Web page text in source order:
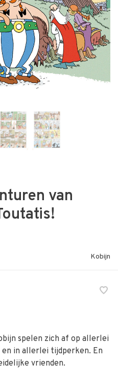
van
Kobijn
spelen zich af op allerlei
in allerlei tijdperken. En
vrienden.